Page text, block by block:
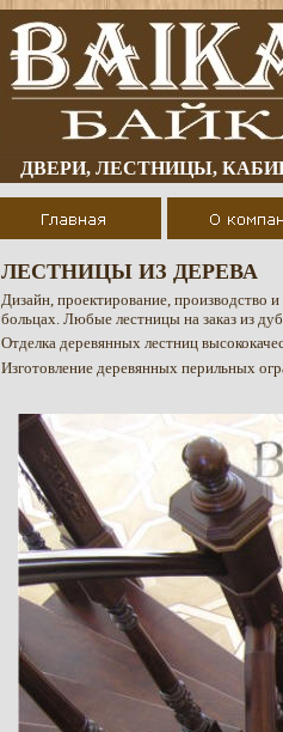
ДВЕРИ, ЛЕСТНИЦЫ,
ЛЕСТНИЦЫ ИЗ ДЕРЕВА
Дизайн, проектирование, производство
больцах. Любые лестницы на заказ из
Отделка деревянных лестниц
Изготовление деревянных перильных